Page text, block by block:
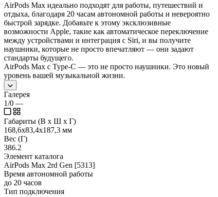
AirPods Max идеально подходят для работы, путешествий и
отдыха, благодаря 20 часам автономной работы и невероятно
быстрой зарядке. Добавьте к этому эксклюзивные
возможности Apple, такие как автоматическое переключение
между устройствами и интеграция с Siri, и вы получите
наушники, которые не просто впечатляют — они задают
стандарты будущего.
AirPods Max с Type-C — это не просто наушники. Это новый
уровень вашей музыкальной жизни.
Галерея
1/0 —
Габариты (В х Ш х Г)
168,6х83,4х187,3 мм
Вес (Г)
386.2
Элемент каталога
AirPods Max 2rd Gen [5313]
Время автономной работы
до 20 часов
Тип подключения